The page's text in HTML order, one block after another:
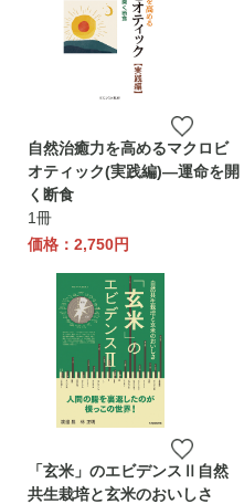
自然治癒力を高めるマクロビ
オティック(実践編)―運命を開
く断食
1冊
価格：2,750円
「玄米」のエビデンスⅡ自然
共生栽培と玄米のおいしさ